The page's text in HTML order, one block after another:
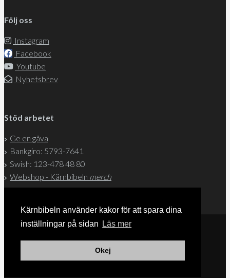
Kärnbibeln använder kakor för att spara dina
inställningar på sidan
Läs mer
Okej
Följ oss
Instagram
Facebook
Youtube
Nyhetsbrev
Stöd arbetet
Ge en gåva
Bankgiro: 5793-7641
Swish: 123-478 48 80
Webshop - Kärnbibeln merch